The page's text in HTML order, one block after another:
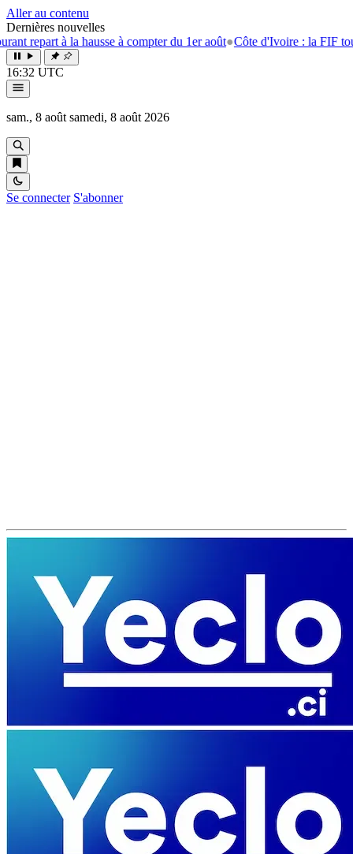
Aller au contenu
Dernières nouvelles
à la hausse à compter du 1er août●Côte d'Ivoire : la FIF tourne la
16:32 UTC
sam., 8 août samedi, 8 août 2026
Se connecter S'abonner